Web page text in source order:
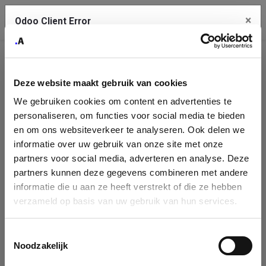
Deze website maakt gebruik van cookies
We gebruiken cookies om content en advertenties te
personaliseren, om functies voor social media te bieden
en om ons websiteverkeer te analyseren. Ook delen we
informatie over uw gebruik van onze site met onze
partners voor social media, adverteren en analyse. Deze
partners kunnen deze gegevens combineren met andere
informatie die u aan ze heeft verstrekt of die ze hebben
verzameld op basis van uw gebruik van hun services.
Noodzakelijk
Contact Us
Identification
Please fill in your company details
You can search a company in our database by name, VAT or
enterprise ID. When a company is selected it will auto-complete the
form. If you don't find your company in our database, you can create
a new company record with the button below.
Company Name
Search company by name or VAT/Enterprise ID
Name
Odoo Client Error ×
service.
See details
Ok